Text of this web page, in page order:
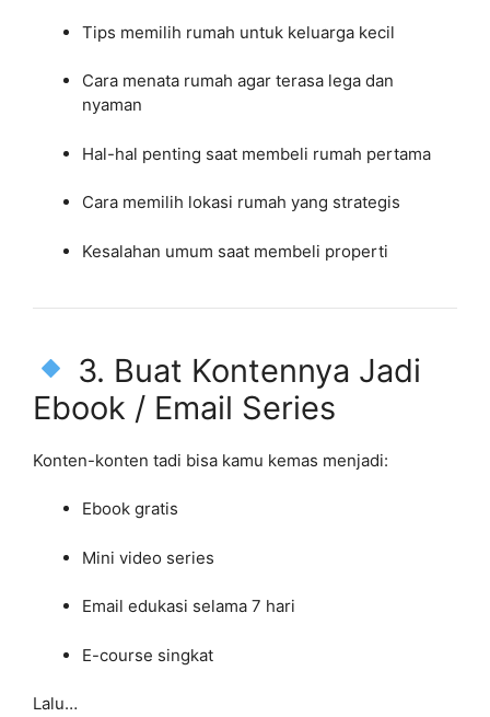
Tips memilih rumah untuk keluarga kecil
Cara menata rumah agar terasa lega dan
nyaman
Hal-hal penting saat membeli rumah pertama
Cara memilih lokasi rumah yang strategis
Kesalahan umum saat membeli properti
3. Buat Kontennya Jadi
Ebook / Email Series
Konten-konten tadi bisa kamu kemas menjadi:
Ebook gratis
Mini video series
Email edukasi selama 7 hari
E-course singkat
Lalu…